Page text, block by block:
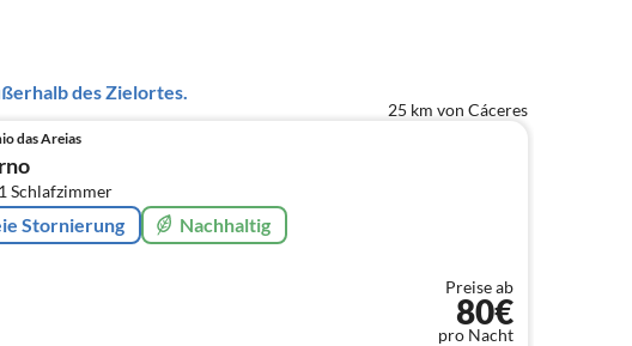
des Zielortes.
25 km von Cáceres
das Areias
Schlafzimmer
Stornierung Nachhaltig
Preise ab
80€
pro Nacht